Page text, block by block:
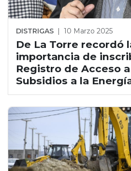
DISTRIGAS | 10 Marzo 2025
De La Torre recordó
importancia de
Registro de Acceso
Subsidios a la